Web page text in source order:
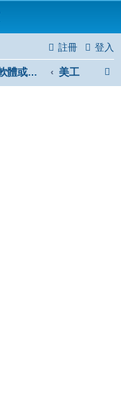
登入
註冊
自由軟體或免費軟體 美工